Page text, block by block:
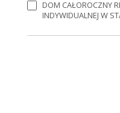
DOM CAŁOROCZNY
INDYWIDUALNEJ W